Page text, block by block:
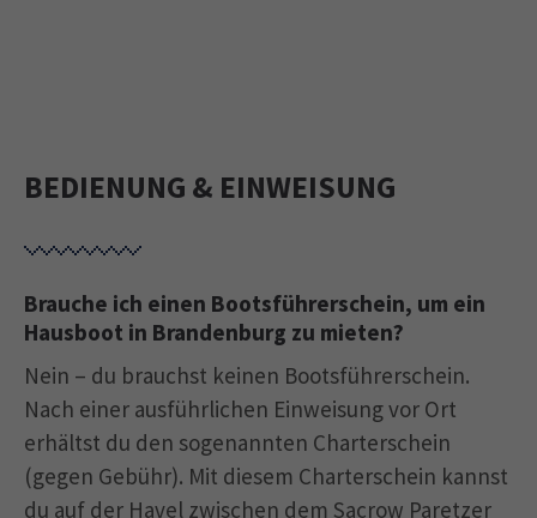
BEDIENUNG & EINWEISUNG
Brauche ich einen Bootsführerschein, um ein
Hausboot in Brandenburg zu mieten?
Nein – du brauchst keinen Bootsführerschein.
Nach einer ausführlichen Einweisung vor Ort
erhältst du den sogenannten Charterschein
(gegen Gebühr). Mit diesem Charterschein kannst
du auf der Havel zwischen dem Sacrow Paretzer